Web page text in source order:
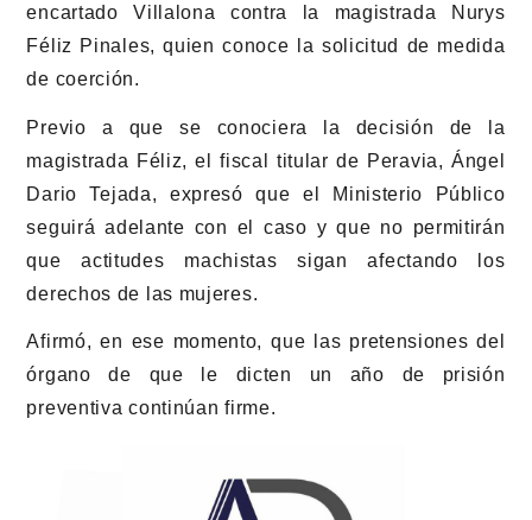
encartado Villalona contra la magistrada Nurys
Féliz Pinales, quien conoce la solicitud de medida
de coerción.
Previo a que se conociera la decisión de la
magistrada Féliz, el fiscal titular de Peravia, Ángel
Dario Tejada, expresó que el Ministerio Público
seguirá adelante con el caso y que no permitirán
que actitudes machistas sigan afectando los
derechos de las mujeres.
Afirmó, en ese momento, que las pretensiones del
órgano de que le dicten un año de prisión
preventiva continúan firme.